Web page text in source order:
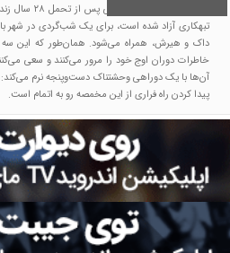
وال،
تبهکاری آزاد شده است، برای یک شب‌گردی در شهر
داک و هیرش، همراه می‌شود. همان‌طور که این سه
خاطرات دوران اوج خود را مرور می‌کنند و سعی
آن‌ها با یک دوراهی وحشتناک دست‌وپنجه نرم می‌کند:
پیدا کردن راه فراری از این مخمصه رو به اتمام است.